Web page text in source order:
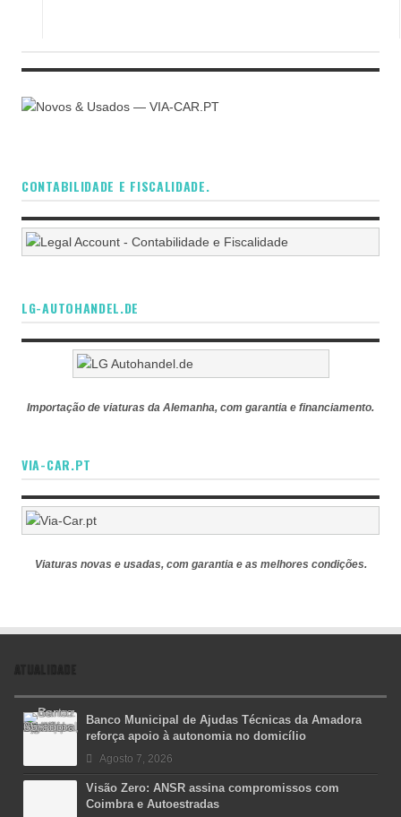
CONTABILIDADE E FISCALIDADE.
LG-AUTOHANDEL.DE
Importação de viaturas da Alemanha, com garantia e financiamento.
VIA-CAR.PT
Viaturas novas e usadas, com garantia e as melhores condições.
ATUALIDADE
Banco Municipal de Ajudas Técnicas da Amadora
reforça apoio à autonomia no domicílio
Agosto 7, 2026
Visão Zero: ANSR assina compromissos com
Coimbra e Autoestradas